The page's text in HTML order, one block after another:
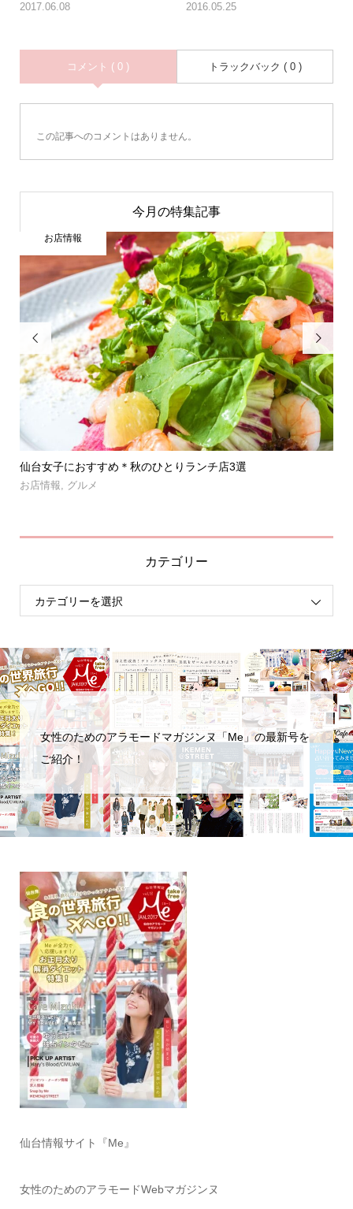
2017.06.08 2016.05.25
コメント ( 0 ) トラックバック ( 0 )
この記事へのコメントはありません。
今月の特集記事

仙台女子におすすめ＊秋のひとりランチ店3選
お店情報 グルメ
お店情報

カテゴリー
女性のためのアラモードマガジンヌ「Me」の最新号を
ご紹介！
仙台情報サイト『Me』
女性のためのアラモードWebマガジンヌ